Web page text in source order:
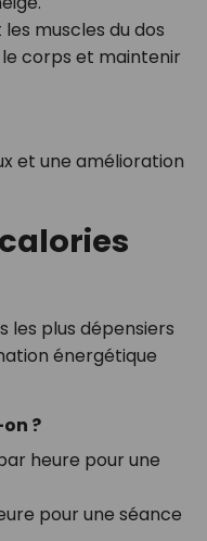
muscles du dos
corps et maintenir
et une amélioration
les plus dépensiers
énergétique
?
heure pour une
pour une séance